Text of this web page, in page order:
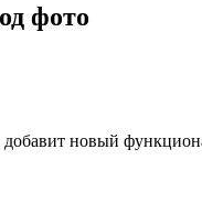
фото
новый